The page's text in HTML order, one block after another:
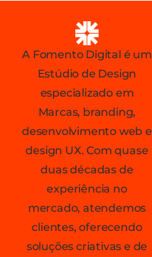
A Fomento Digital é um
Estúdio de Design
especializado em
Marcas, branding,
desenvolvimento web e
design UX. Com quase
duas décadas de
experiência no
mercado, atendemos
clientes, oferecendo
soluções criativas e de